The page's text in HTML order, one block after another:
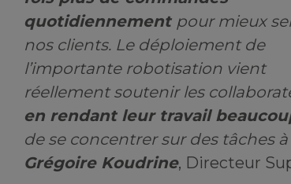
quotidiennement pour mieux
nos clients. Le déploiement de
l’importante robotisation vient
réellement soutenir les
en rendant leur travail
de se concentrer sur des tâches
Grégoire Koudrine, Directeur